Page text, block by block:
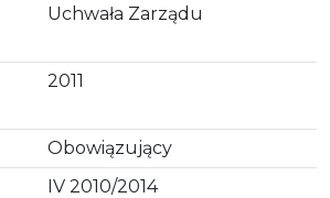
Uchwała Zarządu
2011
Obowiązujący
IV 2010/2014